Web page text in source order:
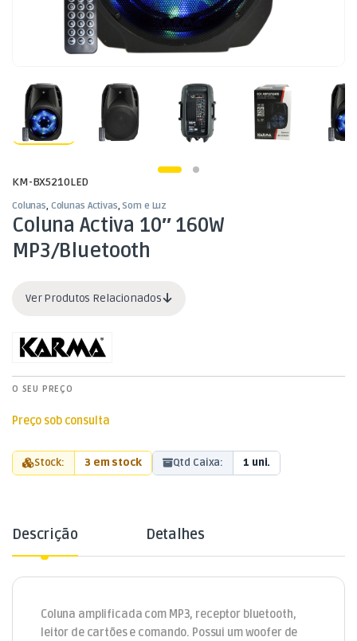
KM-BX5210LED
Colunas, Colunas Activas,Som e Luz
Coluna Activa 10″ 160W
MP3/Bluetooth
Ver Produtos Relacionados
O SEU PREÇO
Preço sob consulta
Stock: 3 em stock Qtd Caixa: 1 uni.
Descrição Detalhes
Coluna amplificada com MP3, receptor bluetooth,
leitor de cartões e comando. Possui um woofer de